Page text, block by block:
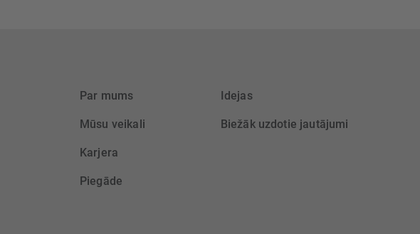
Par mums
Mūsu veikali
Karjera
Piegāde
Idejas
Biežāk uzdotie jautājumi